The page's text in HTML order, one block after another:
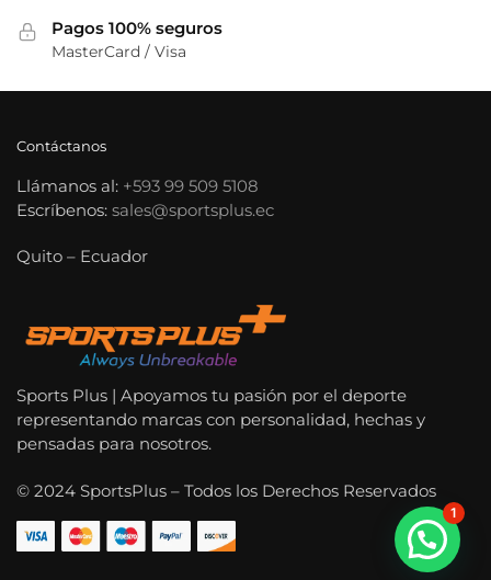
Pagos 100% seguros
MasterCard / Visa
Contáctanos
Llámanos al: +593 99 509 5108
Escríbenos: sales@sportsplus.ec
Quito – Ecuador
Sports Plus | Apoyamos tu pasión por el deporte
representando marcas con personalidad, hechas y
pensadas para nosotros.
© 2024 SportsPlus – Todos los Derechos Reservados
1